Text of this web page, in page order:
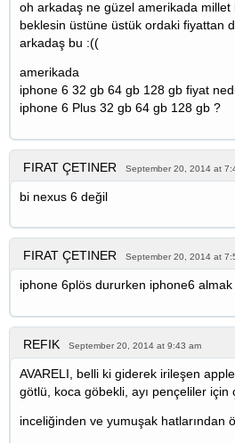
oh arkadaş ne güzel amerikada millet
beklesin üstüne üstük ordaki fiyattan
arkadaş bu :((
amerikada
iphone 6 32 gb 64 gb 128 gb fiyat
iphone 6 Plus 32 gb 64 gb 128 gb ?
FIRAT ÇETINER September 20, 2014 at
bi nexus 6 değil
FIRAT ÇETINER September 20, 2014 at
iphone 6plös dururken iphone6
REFIK September 20, 2014 at 9:43 am
AVARELI, belli ki giderek irileşen
götlü, koca göbekli, ayı pençeliler için
inceliğinden ve yumuşak hatlarından